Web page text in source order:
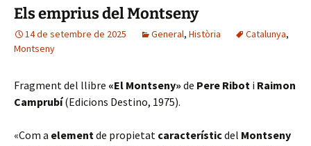
Els emprius del Montseny
14 de setembre de 2025 General, Història Catalunya,
Montseny
Fragment del llibre «El Montseny» de Pere Ribot i Raimon
Camprubí(Edicions Destino, 1975).
«Com a elementde propietat característicdel Montseny